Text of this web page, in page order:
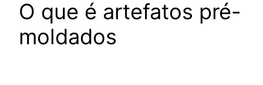
O que é artefatos pré-
moldados